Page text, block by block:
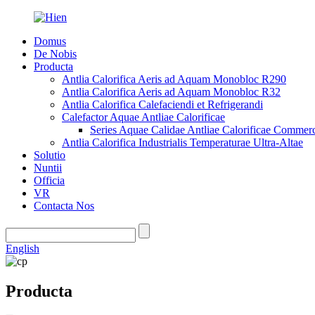
Domus
De Nobis
Producta
Antlia Calorifica Aeris ad Aquam Monobloc R290
Antlia Calorifica Aeris ad Aquam Monobloc R32
Antlia Calorifica Calefaciendi et Refrigerandi
Calefactor Aquae Antliae Calorificae
Series Aquae Calidae Antliae Calorificae
Antlia Calorifica Industrialis Temperaturae Ultra-Altae
Solutio
Nuntii
Officia
VR
Contacta Nos
English
Producta